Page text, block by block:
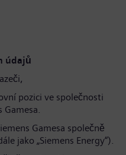
údajů
pozici ve společnosti
Gamesa.
Gamesa společně
jako „Siemens Energy“).